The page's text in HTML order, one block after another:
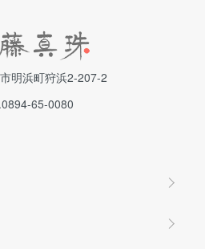
明浜町狩浜2-207-2
65-0080